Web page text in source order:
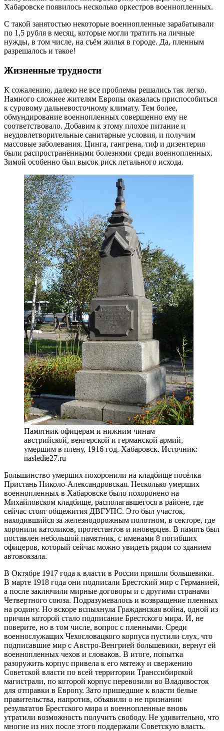
Хабаровске появилось несколько оркестров военнопленных.
С такой занятостью некоторые военнопленные зарабатывали
по 1,5 рубля в месяц, которые могли тратить на личные
нужды, в том числе, на съём жилья в городе. Да, пленным
разрешалось и такое!
Жизненные трудности
К сожалению, далеко не все проблемы решались так легко.
Намного сложнее жителям Европы оказалась приспособиться
к суровому дальневосточному климату. Тем более,
обмундирование военнопленных совершенно ему не
соответствовало. Добавим к этому плохое питание и
неудовлетворительные санитарные условия, и получим
массовые заболевания. Цинга, гангрена, тиф и дизентерия
были распространёнными болезнями среди военнопленных.
Зимой особенно был высок риск летального исхода.
Памятник офицерам и нижним чинам
австрийской, венгерской и германской армий,
умершим в плену, 1916 год, Хабаровск. Источник:
nasledie27.ru
Большинство умерших похоронили на кладбище посёлка
Пристань Николо-Александровская. Несколько умерших
военнопленных в Хабаровске было похоронено на
Михайловском кладбище, располагавшегося в районе, где
сейчас стоят общежития ДВГУПС. Это был участок,
находившийся за железнодорожным полотном, в секторе, где
хоронили католиков, протестантов и иноверцев. В память был
поставлен небольшой памятник, с именами 8 погибших
офицеров, который сейчас можно увидеть рядом со зданием
автовокзала.
В Октябре 1917 года к власти в России пришли большевики.
В марте 1918 года они подписали Брестский мир с Германией,
а после заключили мирные договоры и с другими странами
Четвертного союза. Подразумевалось и возвращение пленных
на родину. Но вскоре вспыхнула Гражданская война, одной из
причин которой стало подписание Брестского мира. И, не
поверите, но в том числе, вопрос с пленными. Среди
военнослужащих Чехословацкого корпуса пустили слух, что
подписавшие мир с Австро-Венгрией большевики, вернут ей
военнопленных чехов и словаков. В итоге, попытка
разоружить корпус привела к его мятежу и свержению
Советской власти по всей территории Транссибирской
магистрали, по которой корпус перевозили во Владивосток
для отправки в Европу. Зато пришедшие к власти белые
правительства, напротив, объявили о не признании
результатов Брестского мира и военнопленные вновь
утратили возможность получить свободу. Не удивительно, что
многие из них после этого поддержали Советскую власть.